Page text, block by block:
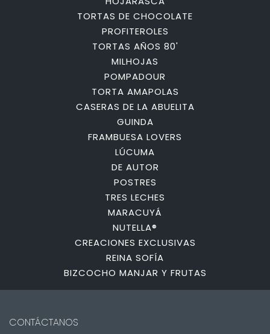
TORTAS DE CHOCOLATE
PROFITEROLES
TORTAS AÑOS 80'
MILHOJAS
POMPADOUR
TORTA AMAPOLAS
CASERAS DE LA ABUELITA
GUINDA
FRAMBUESA LOVERS
LÚCUMA
DE AUTOR
POSTRES
TRES LECHES
MARACUYÁ
NUTELLA®
CREACIONES EXCLUSIVAS
REINA SOFÍA
BIZCOCHO MANJAR Y FRUTAS
CONTÁCTANOS